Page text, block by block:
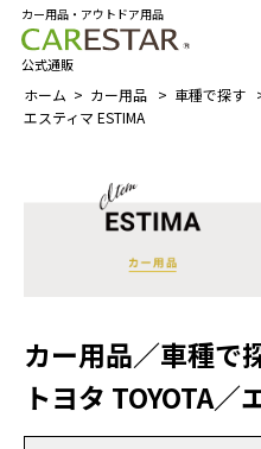
カー用品・アウトドア用品
公式通販
ホーム カー用品 車種で探す
エスティマ ESTIMA
カー用品／車種で
トヨタ TOYOTA／